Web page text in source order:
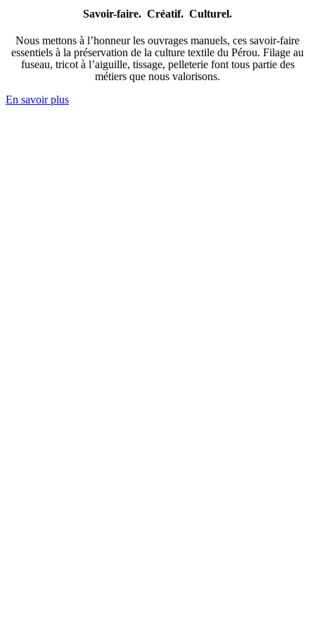
Savoir-faire. Créatif. Culturel.
Nous mettons à l’honneur les ouvrages manuels, ces savoir-faire
essentiels à la préservation de la culture textile du Pérou. Filage au
fuseau, tricot à l’aiguille, tissage, pelleterie font tous partie des
métiers que nous valorisons.
En savoir plus